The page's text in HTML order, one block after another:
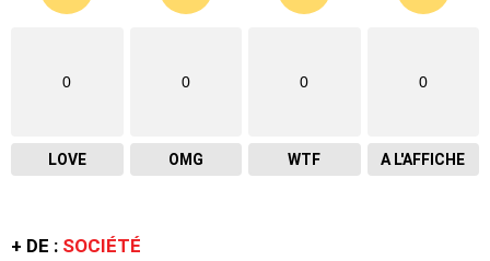
0
LOVE
0
OMG
0
WTF
0
A L'AFFICHE
+ DE : SOCIÉTÉ